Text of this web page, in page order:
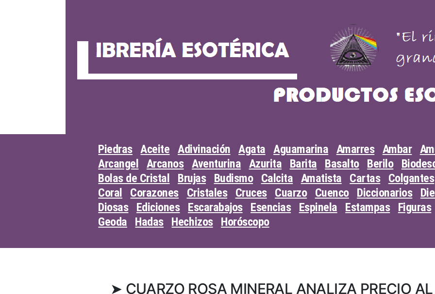
Piedras Aceite Adivinación Agata Aguamarina Amarres Ambar
Arcangel
Arcanos Aventurina Azurita Barita Basalto Berilo
Bolas de Cristal
Brujas Budismo Calcita Amatista Cartas Colgantes
Coral
Corazones Cristales Cruces Cuarzo Cuenco Diccionarios
Diosas
Ediciones Escarabajos Esencias Espinela Estampas Figuras
Geoda
Hadas Hechizos Horóscopo
➤ CUARZO ROSA MINERAL ANALIZA PRECIO